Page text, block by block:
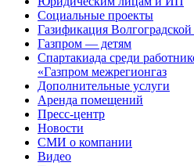
Социальные проекты
Газификация Волгоградской
Газпром — детям
Спартакиада среди
«Газпром межрегионгаз
Дополнительные услуги
Аренда помещений
Пресс-центр
Новости
СМИ о компании
Видео